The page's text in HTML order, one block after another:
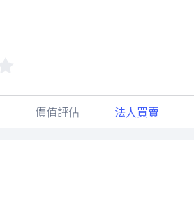
價值評估 法人買賣